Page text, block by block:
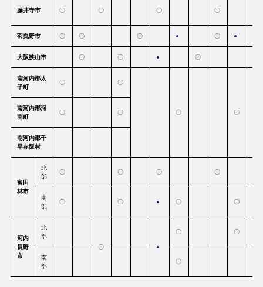
藤井寺市 〇 〇 〇 〇
羽曳野市 〇 〇 〇 ● 〇 ●
大阪狭山市 〇 〇 ● 〇
南河内郡太
子町
〇 〇
〇 〇
南河内郡河
南町
〇 〇
南河内郡千
早赤阪村
富田
林市
北
部
〇 〇 〇 〇
南
部
〇 〇 ● 〇 〇
河内
長野
市
北
部
〇
●
〇 〇
南
部
〇